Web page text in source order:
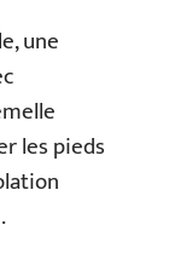
une
les pieds